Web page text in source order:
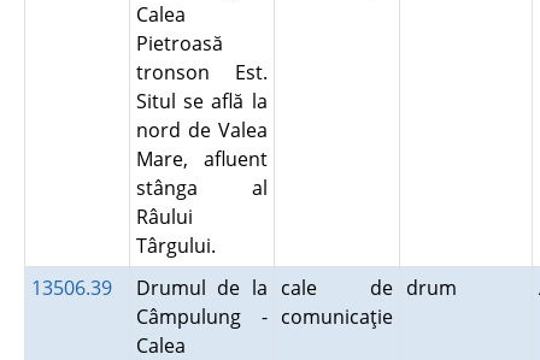
Calea
Pietroasă
tronson Est.
Situl se află la
nord de Valea
Mare, afluent
stânga al
Râului
Târgului.
13506.39
Drumul de la
Câmpulung -
Calea
cale de
comunicaţie
drum